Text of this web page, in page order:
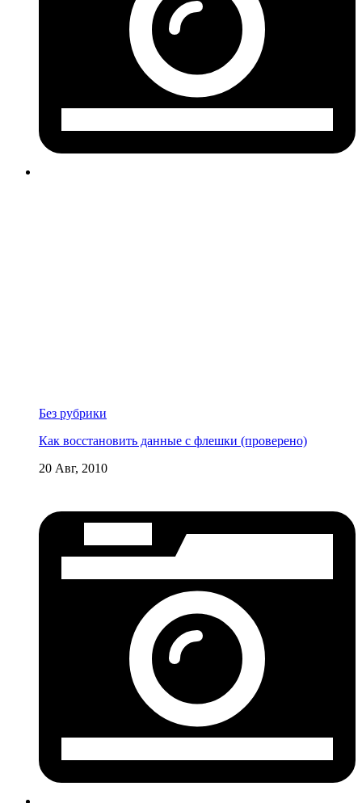
Без рубрики
Как восстановить данные с флешки (проверено)
20 Авг, 2010